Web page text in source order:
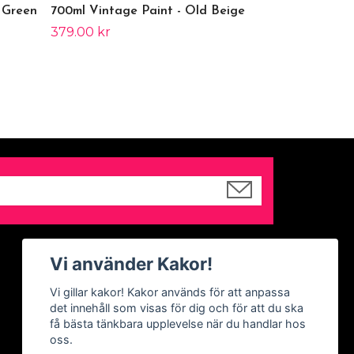
700ml Vintage Paint - Old Beige
379.00 kr
Facebook
Instagram
Vi använder Kakor!
Vi gillar kakor! Kakor används för att anpassa
det innehåll som visas för dig och för att du ska
få bästa tänkbara upplevelse när du handlar hos
oss.